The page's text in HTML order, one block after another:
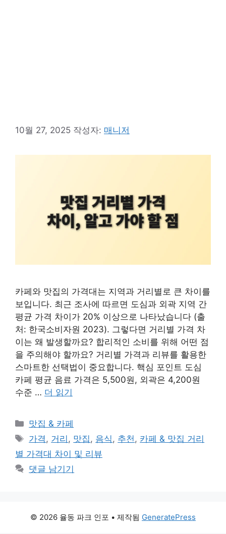
10월 27, 2025 작성자: 매니저
카페와 맛집의 가격대는 지역과 거리별로 큰 차이를
보입니다. 최근 조사에 따르면 도심과 외곽 지역 간
평균 가격 차이가 20% 이상으로 나타났습니다 (출
처: 한국소비자원 2023). 그렇다면 거리별 가격 차
이는 왜 발생할까요? 합리적인 소비를 위해 어떤 점
을 주의해야 할까요? 거리별 가격과 리뷰를 활용한
스마트한 선택법이 중요합니다. 핵심 포인트 도심
카페 평균 음료 가격은 5,500원, 외곽은 4,200원
수준 … 더 읽기
카
테
리
맛집 & 카페
태
그
가격, 거리 , 맛집, 음식, 추천, 카페 & 맛집 거리
별 가격대 차이 및 리뷰
댓글 남기기
© 2026 율동 파크 인포 • 제작됨 GeneratePress